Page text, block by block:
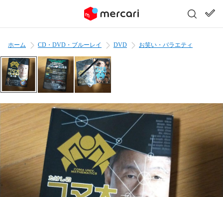
ホーム CD・DVD・ブルーレイ DVD お笑い・バラエティ